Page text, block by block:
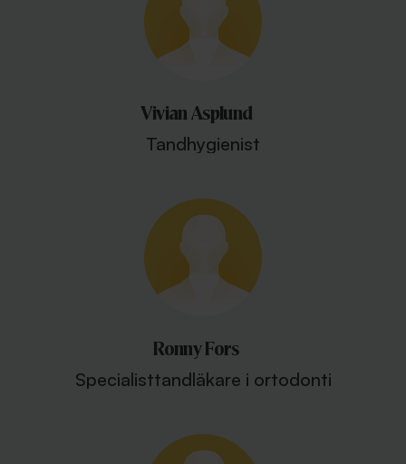
Vivian Asplund
Tandhygienist
Ronny Fors
Specialisttandläkare i ortodonti